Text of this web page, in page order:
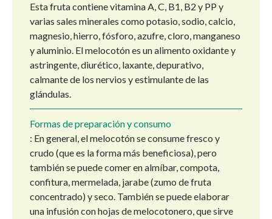
Esta fruta contiene vitamina A, C, B1, B2 y PP y
varias sales minerales como potasio, sodio, calcio,
magnesio, hierro, fósforo, azufre, cloro, manganeso
y aluminio. El melocotón es un alimento oxidante y
astringente, diurético, laxante, depurativo,
calmante de los nervios y estimulante de las
glándulas.
Formas de preparación y consumo
: En general, el melocotón se consume fresco y
crudo (que es la forma más beneficiosa), pero
también se puede comer en almíbar, compota,
confitura, mermelada, jarabe (zumo de fruta
concentrado) y seco. También se puede elaborar
una infusión con hojas de melocotonero, que sirve